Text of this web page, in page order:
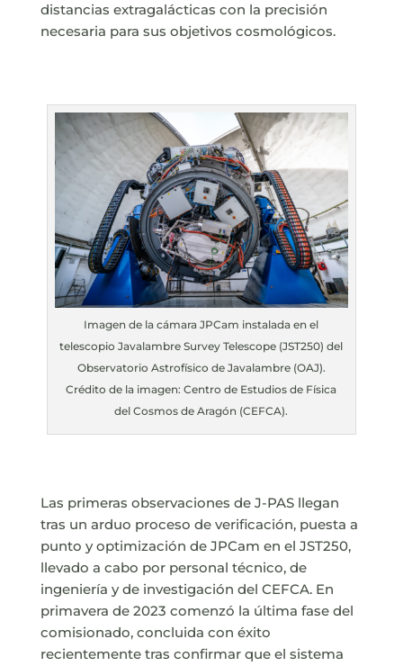
distancias extragalácticas con la precisión
necesaria para sus objetivos cosmológicos.
Imagen de la cámara JPCam instalada en el
telescopio Javalambre Survey Telescope (JST250) del
Observatorio Astrofísico de Javalambre (OAJ).
Crédito de la imagen: Centro de Estudios de Física
del Cosmos de Aragón (CEFCA).
Las primeras observaciones de J-PAS llegan
tras un arduo proceso de verificación, puesta a
punto y optimización de JPCam en el JST250,
llevado a cabo por personal técnico, de
ingeniería y de investigación del CEFCA. En
primavera de 2023 comenzó la última fase del
comisionado, concluida con éxito
recientemente tras confirmar que el sistema